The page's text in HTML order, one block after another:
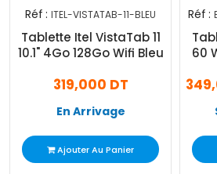
Réf : ITEL-VISTATAB-11-BLEU
Tablette Itel VistaTab 11
10.1" 4Go 128Go Wifi Bleu
319,000 DT
En Arrivage
Ajouter Au Panier
Réf :